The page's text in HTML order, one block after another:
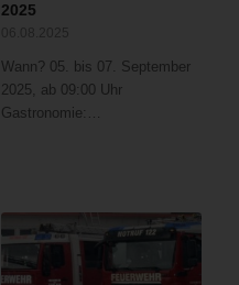
2025
Wann? 05. bis 07. September
2025, ab 09:00 Uhr
Gastronomie:…